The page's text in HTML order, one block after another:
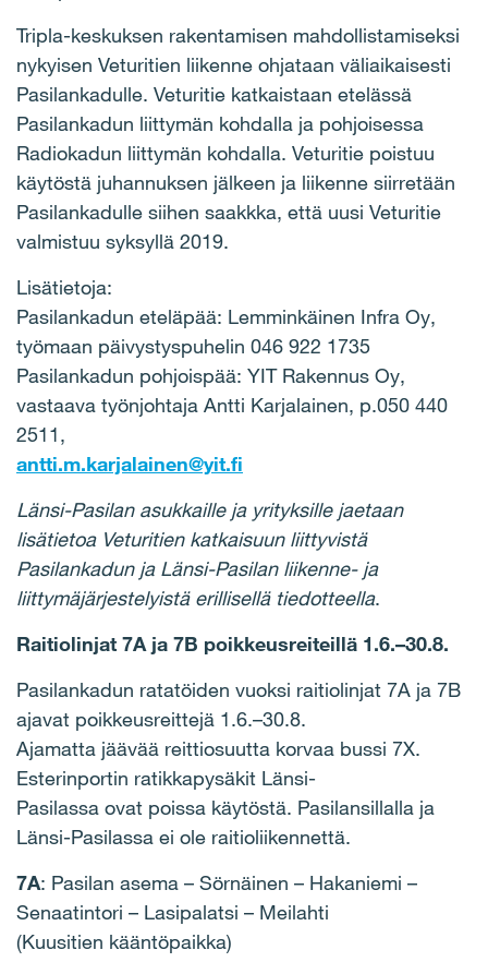
Tripla-keskuksen rakentamisen mahdollistamiseksi
nykyisen Veturitien liikenne ohjataan väliaikaisesti
Pasilankadulle. Veturitie katkaistaan etelässä
Pasilankadun liittymän kohdalla ja pohjoisessa
Radiokadun liittymän kohdalla. Veturitie poistuu
käytöstä juhannuksen jälkeen ja liikenne siirretään
Pasilankadulle siihen saakkka, että uusi Veturitie
valmistuu syksyllä 2019.
Lisätietoja:
Pasilankadun eteläpää: Lemminkäinen Infra Oy,
työmaan päivystyspuhelin 046 922 1735
Pasilankadun pohjoispää: YIT Rakennus Oy,
vastaava työnjohtaja Antti Karjalainen, p.050 440
2511,
antti.m.karjalainen@yit.fi
Länsi-Pasilan asukkaille ja yrityksille jaetaan
lisätietoa Veturitien katkaisuun liittyvistä
Pasilankadun ja Länsi-Pasilan liikenne- ja
liittymäjärjestelyistä erillisellä tiedotteella.
Raitiolinjat 7A ja 7B poikkeusreiteillä 1.6.–30.8.
Pasilankadun ratatöiden vuoksi raitiolinjat 7A ja 7B
ajavat poikkeusreittejä 1.6.–30.8.
Ajamatta jäävää reittiosuutta korvaa bussi 7X.
Esterinportin ratikkapysäkit Länsi-
Pasilassa ovat poissa käytöstä. Pasilansillalla ja
Länsi-Pasilassa ei ole raitioliikennettä.
7A: Pasilan asema – Sörnäinen – Hakaniemi –
Senaatintori – Lasipalatsi – Meilahti
(Kuusitien kääntöpaikka)